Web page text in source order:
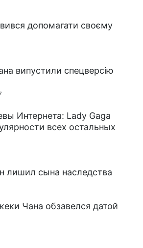
допомагати своєму
випустили спецверсію
Интернета: Lady Gaga
всех остальных
лишил сына наследства
Чана обзавелся датой